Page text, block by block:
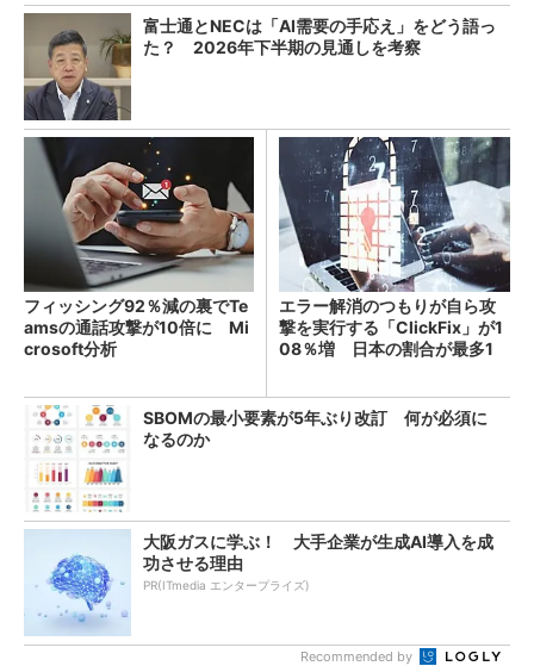
富士通とNECは「AI需要の手応え」をどう語っ
た？ 2026年下半期の見通しを考察
フィッシング92％減の裏でTe
amsの通話攻撃が10倍に Mi
crosoft分析
エラー解消のつもりが自ら攻
撃を実行する「ClickFix」が1
08％増 日本の割合が最多1
SBOMの最小要素が5年ぶり改訂 何が必須に
なるのか
大阪ガスに学ぶ！ 大手企業が生成AI導入を成
功させる理由
PR(ITmedia エンタープライズ)
Recommended by